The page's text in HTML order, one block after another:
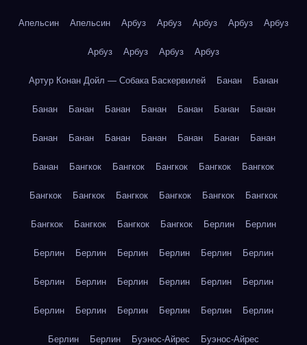
Апельсин Апельсин Арбуз Арбуз Арбуз Арбуз Арбуз
Арбуз Арбуз Арбуз Арбуз
Артур Конан Дойл — Собака Баскервилей Банан Банан
Банан Банан Банан Банан Банан Банан Банан
Банан Банан Банан Банан Банан Банан Банан
Банан Бангкок Бангкок Бангкок Бангкок Бангкок
Бангкок Бангкок Бангкок Бангкок Бангкок Бангкок
Бангкок Бангкок Бангкок Бангкок Берлин Берлин
Берлин Берлин Берлин Берлин Берлин Берлин
Берлин Берлин Берлин Берлин Берлин Берлин
Берлин Берлин Берлин Берлин Берлин Берлин
Берлин Берлин Буэнос-Айрес Буэнос-Айрес